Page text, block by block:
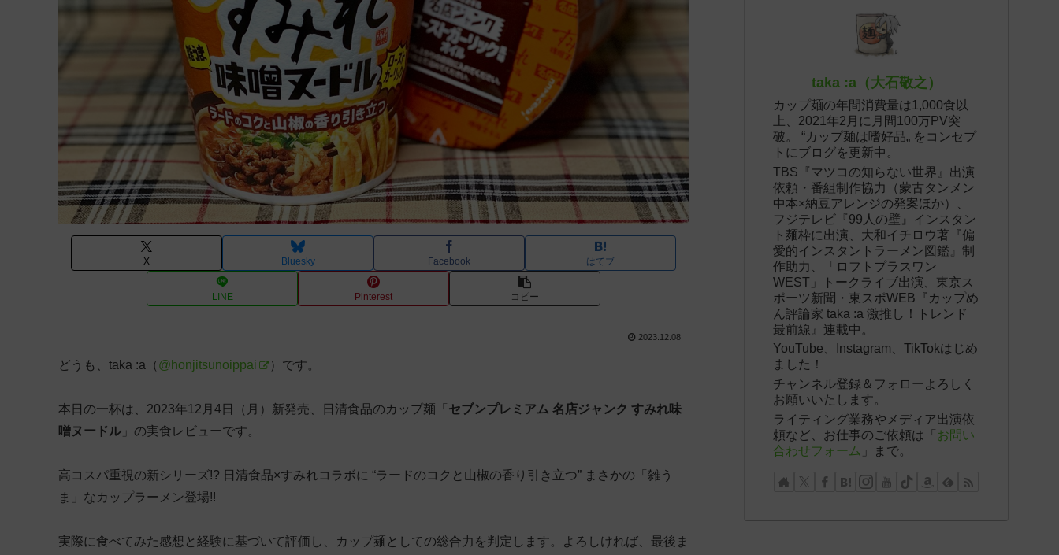
X Bluesky Facebook はてブ
LINE Pinterest コピー
2023.12.08
どうも、taka :a（ @honjitsunoippai ）です。
本日の一杯は、2023年12月4日（月）新発売、日清食品のカップ麺「 セブンプレミアム 名店ジャンク すみれ味
噌ヌードル」の実食レビューです。
高コスパ重視の新シリーズ!? 日清食品×すみれコラボに “ラードのコクと山椒の香り引き立つ” まさかの「雑う
ま」なカップラーメン登場!!
実際に食べてみた感想と経験に基づいて評価し、カップ麺としての総合力を判定します。よろしければ、最後ま
taka :a（大石敬之）
カップ麺の年間消費量は1,000食以
上、2021年2月に月間100万PV突
破。 “カップ麺は嗜好品„ をコンセプ
トにブログを更新中。
TBS『マツコの知らない世界』出演
依頼・番組制作協力（蒙古タンメン
中本×納豆アレンジの発案ほか）、
フジテレビ『99人の壁』インスタン
ト麺枠に出演、大和イチロウ著『偏
愛的インスタントラーメン図鑑』制
作助力、「ロフトプラスワン
WEST」トークライブ出演、東京ス
ポーツ新聞・東スポWEB『カップめ
ん評論家 taka :a 激推し！トレンド
最前線』連載中。
YouTube、Instagram、TikTokはじめ
ました！
チャンネル登録＆フォローよろしく
お願いいたします。
ライティング業務やメディア出演依
頼など、お仕事のご依頼は「 お問い
合わせフォーム 」まで。